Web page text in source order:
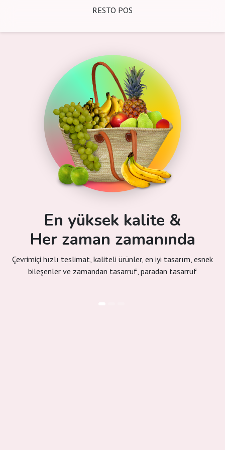
RESTO POS
En yüksek kalite &
Her zaman zamanında
Çevrimiçi hızlı teslimat, kaliteli ürünler, en iyi tasarım, esnek
bileşenler ve zamandan tasarruf, paradan tasarruf